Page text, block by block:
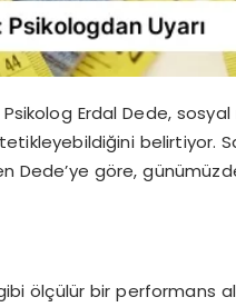
Erdal Dede,
tetikleyebildiğini belirtiyor.
Dede’ye göre,
ölçülür bir performans